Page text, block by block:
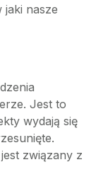
nasze
Jest to
wydają się
związany z